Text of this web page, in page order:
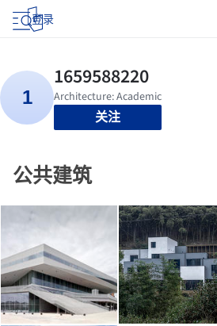
登录
关注
公共建筑